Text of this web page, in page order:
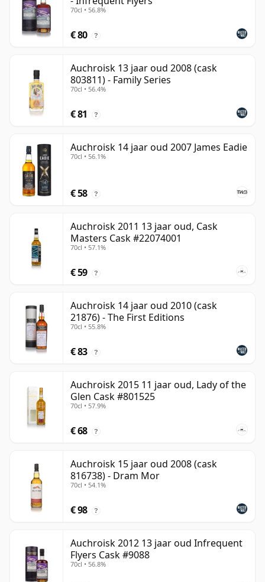
70cl • 56.8%
€ 80 ?
Auchroisk 13 jaar oud 2008 (cask
803811) - Family Series
70cl • 56.4%
€ 81 ?
Auchroisk 14 jaar oud 2007 James Eadie
70cl • 56.1%
€ 58 ?
Auchroisk 2011 13 jaar oud, Cask
Masters Cask #22074001
70cl • 57.1%
€ 59 ?
Auchroisk 14 jaar oud 2010 (cask
21876) - The First Editions
70cl • 55.8%
€ 83 ?
Auchroisk 2015 11 jaar oud, Lady of the
Glen Cask #801525
70cl • 57.9%
€ 68 ?
Auchroisk 15 jaar oud 2008 (cask
816738) - Dram Mor
70cl • 54.1%
€ 98 ?
Auchroisk 2012 13 jaar oud Infrequent
Flyers Cask #9088
70cl • 56.8%